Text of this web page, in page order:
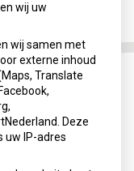
wij uw
wij samen met
externe inhoud
Translate
Deze
uw IP-adres